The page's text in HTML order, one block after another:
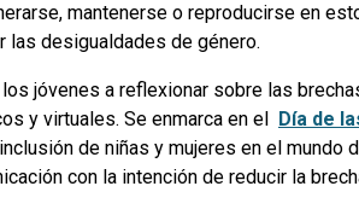
mantenerse o reproducirse en
las desigualdades de género.
jóvenes a reflexionar sobre las
y virtuales. Se enmarca en el Día de
de niñas y mujeres en el mundo
con la intención de reducir la